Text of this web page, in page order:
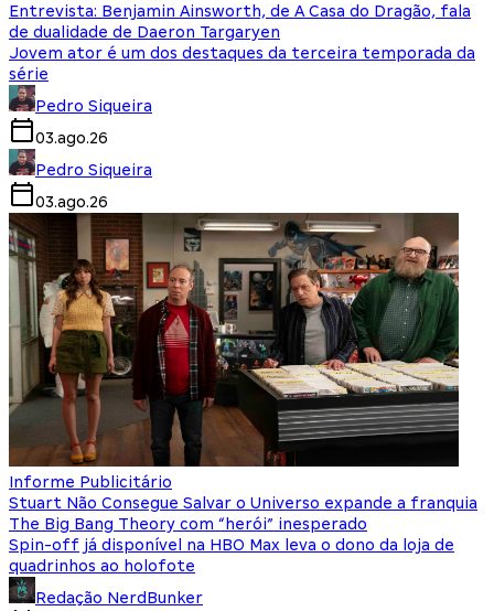
Entrevista: Benjamin Ainsworth, de A Casa do Dragão, fala
de dualidade de Daeron Targaryen
Jovem ator é um dos destaques da terceira temporada da
série
Pedro Siqueira
03.ago.26
Pedro Siqueira
03.ago.26
Informe Publicitário
Stuart Não Consegue Salvar o Universo expande a franquia
The Big Bang Theory com “herói” inesperado
Spin-off já disponível na HBO Max leva o dono da loja de
quadrinhos ao holofote
Redação NerdBunker